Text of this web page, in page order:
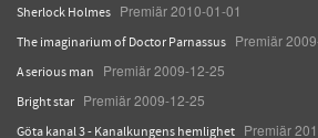
Sherlock Holmes Premiär 2010-01-01
The imaginarium of Doctor Parnassus Premiär
A serious man Premiär 2009-12-25
Bright star Premiär 2009-12-25
Göta kanal 3 - Kanalkungens hemlighet Premiär